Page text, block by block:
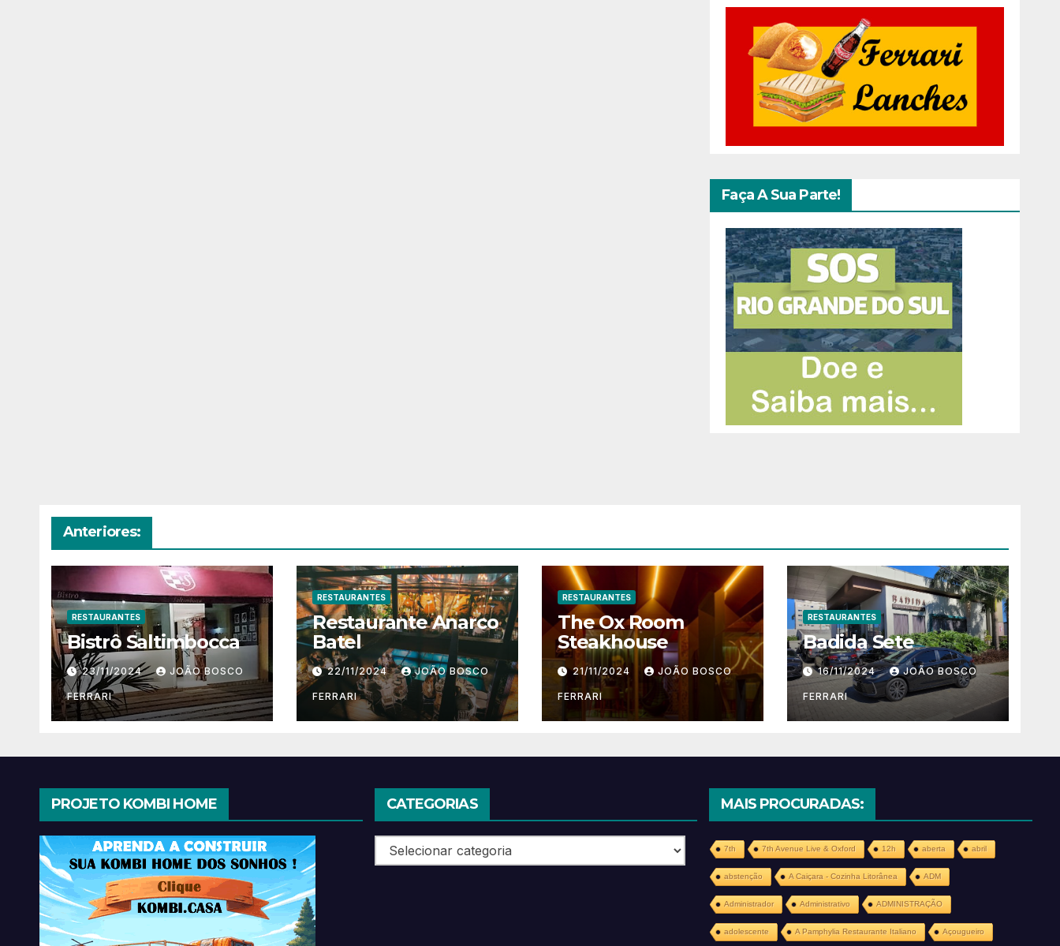
Faça A Sua Parte!
Anteriores:
RESTAURANTES
Bistrô Saltimbocca
23/11/2024 JOÃO BOSCO
FERRARI
RESTAURANTES
Restaurante Anarco
Batel
22/11/2024 JOÃO BOSCO
FERRARI
RESTAURANTES
The Ox Room
Steakhouse
21/11/2024 JOÃO BOSCO
FERRARI
RESTAURANTES
Badida Sete
16/11/2024 JOÃO BOSCO
FERRARI
PROJETO KOMBI HOME CATEGORIAS
Categorias
MAIS PROCURADAS:
7th 7th Avenue Live & Oxford 12h aberta abril
abstenção A Caiçara - Cozinha Litorânea ADM
Administrador Administrativo ADMINISTRAÇÃO
adolescente A Pamphylia Restaurante Italiano Açougueiro